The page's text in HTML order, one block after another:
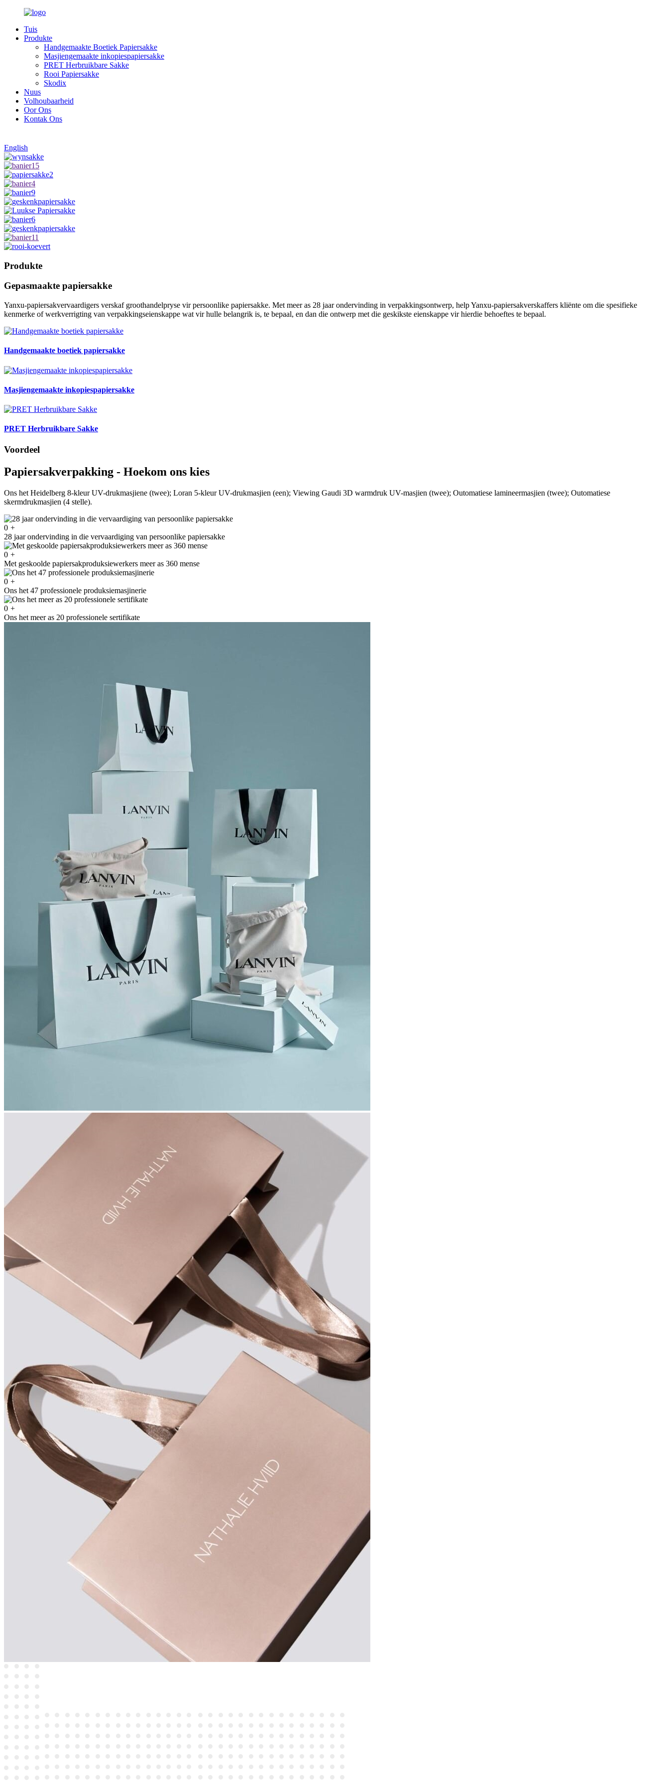
Tuis
Produkte
Handgemaakte Boetiek Papiersakke
Masjiengemaakte inkopiespapiersakke
PRET Herbruikbare Sakke
Rooi Papiersakke
Skodix
Nuus
Volhoubaarheid
Oor Ons
Kontak Ons
English
Produkte
Gepasmaakte papiersakke
Yanxu-papiersakvervaardigers verskaf groothandelpryse vir persoonlike papiersakke. Met meer as 28 jaar ondervinding in verpakkingsontwerp, help Yanxu-papiersakverskaffers kliënte om die spesifieke
kenmerke of werkverrigting van verpakkingseienskappe wat vir hulle belangrik is, te bepaal, en dan die ontwerp met die geskikste eienskappe vir hierdie behoeftes te bepaal.
Handgemaakte boetiek papiersakke
Masjiengemaakte inkopiespapiersakke
PRET Herbruikbare Sakke
Voordeel
Papiersakverpakking - Hoekom ons kies
Ons het Heidelberg 8-kleur UV-drukmasjiene (twee); Loran 5-kleur UV-drukmasjien (een); Viewing Gaudi 3D warmdruk UV-masjien (twee); Outomatiese lamineermasjien (twee); Outomatiese
skermdrukmasjien (4 stelle).
0 +
28 jaar ondervinding in die vervaardiging van persoonlike papiersakke
0 +
Met geskoolde papiersakproduksiewerkers meer as 360 mense
0 +
Ons het 47 professionele produksiemasjinerie
0 +
Ons het meer as 20 professionele sertifikate